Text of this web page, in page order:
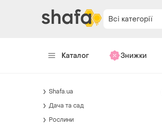
Всі категорії
Каталог Знижки
Shafa.ua
Дача та сад
Рослини